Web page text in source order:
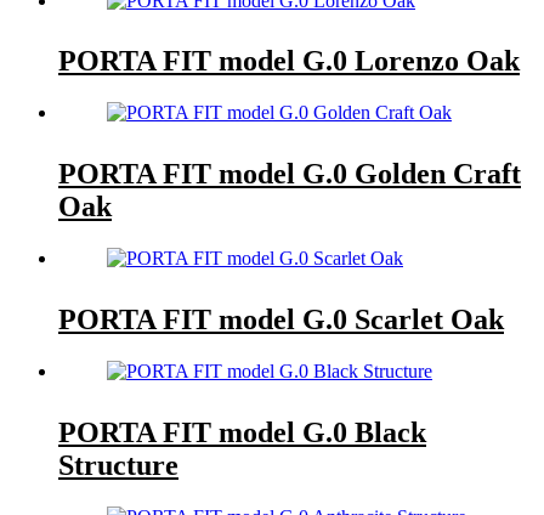
PORTA FIT model G.0 Lorenzo Oak
PORTA FIT model G.0 Golden Craft
Oak
PORTA FIT model G.0 Scarlet Oak
PORTA FIT model G.0 Black
Structure